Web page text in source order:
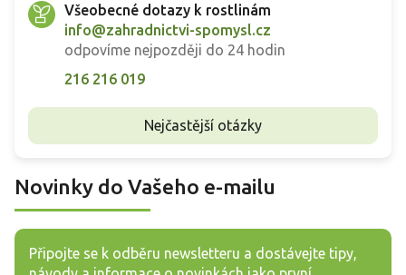
Všeobecné dotazy k rostlinám
info@zahradnictvi-spomysl.cz
odpovíme nejpozději do 24 hodin
216 216 019
Nejčastější otázky
Novinky do Vašeho e-mailu
Připojte se k odběru newsletteru a dostávejte tipy,